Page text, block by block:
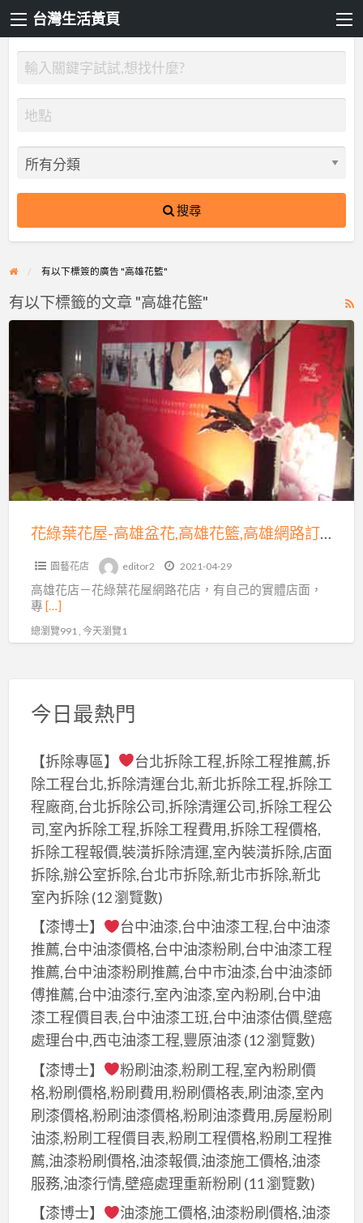
台灣生活黃頁
搜尋
有以下標簽的廣告 "高雄花籃"
有以下標籤的文章 "高雄花籃"
綠
花
花,
花綠葉花屋-高雄盆花,高雄花籃,高雄網路訂花,高雄會場佈置
園藝花店 editor2 2021-04-29
高雄花店－花綠葉花屋網路花店，有自己的實體店面，
專 […]
總瀏覽991 , 今天瀏覽1
今日最熱門
【拆除專區】
台北拆除工程,拆除工程推薦,拆
除工程台北,拆除清運台北,新北拆除工程,拆除工
程廠商,台北拆除公司,拆除清運公司,拆除工程公
司,室內拆除工程,拆除工程費用,拆除工程價格,
拆除工程報價,裝潢拆除清運,室內裝潢拆除,店面
拆除,辦公室拆除,台北市拆除,新北市拆除,新北
室內拆除(12 瀏覽數)
【漆博士】
台中油漆,台中油漆工程,台中油漆
推薦,台中油漆價格,台中油漆粉刷,台中油漆工程
推薦,台中油漆粉刷推薦,台中市油漆,台中油漆師
傅推薦,台中油漆行,室內油漆,室內粉刷,台中油
漆工程價目表,台中油漆工班,台中油漆估價,壁癌
處理台中,西屯油漆工程,豐原油漆(12 瀏覽數)
【漆博士】
粉刷油漆,粉刷工程,室內粉刷價
格,粉刷價格,粉刷費用,粉刷價格表,刷油漆,室內
刷漆價格,粉刷油漆價格,粉刷油漆費用,房屋粉刷
油漆,粉刷工程價目表,粉刷工程價格,粉刷工程推
薦,油漆粉刷價格,油漆報價,油漆施工價格,油漆
服務,油漆行情,壁癌處理重新粉刷 (11 瀏覽數)
【漆博士】
油漆施工價格,油漆粉刷價格,油漆